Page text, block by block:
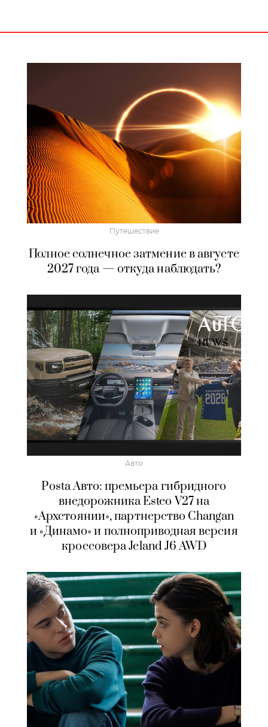
Путешествие
Полное солнечное затмение в августе
2027 года — откуда наблюдать?
Авто
Posta Авто: премьера гибридного
внедорожника Esteo V27 на
«Архстоянии», партнерство Changan
и «Динамо» и полноприводная версия
кроссовера Jeland J6 AWD